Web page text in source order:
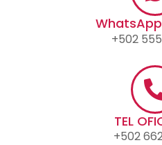
WhatsApp
+502
TEL
+502